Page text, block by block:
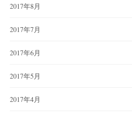
2017年8月
2017年7月
2017年6月
2017年5月
2017年4月